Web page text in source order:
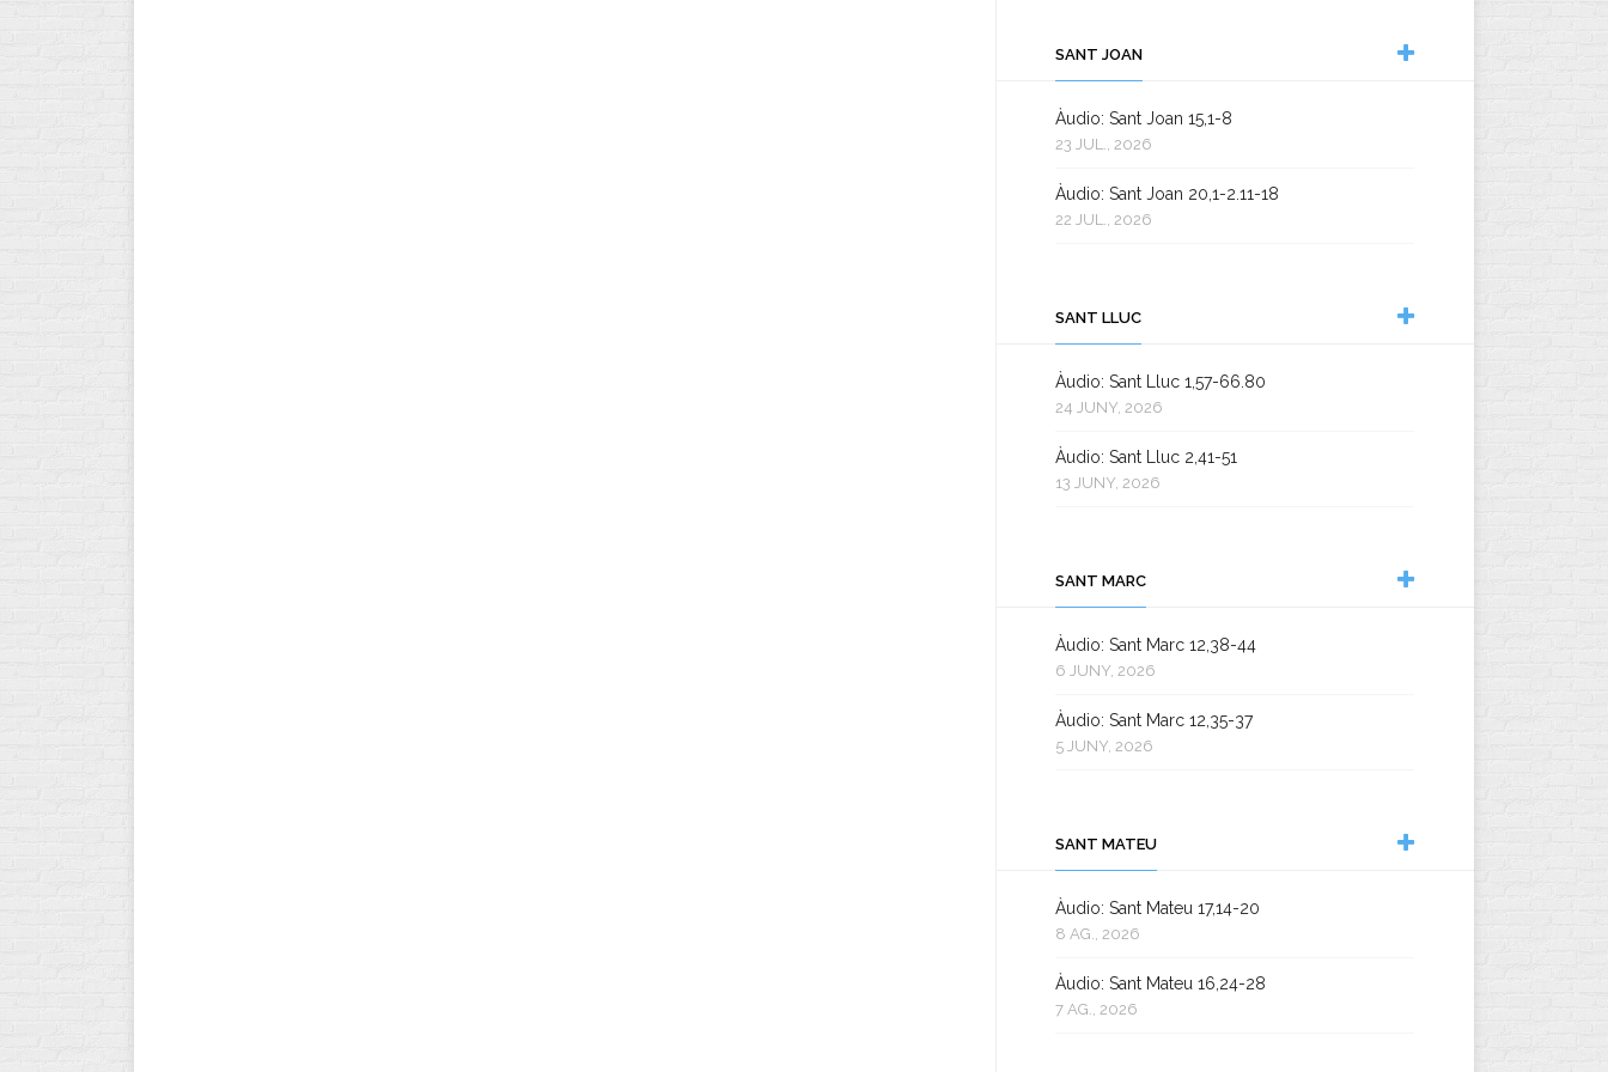
SANT JOAN
Àudio: Sant Joan 15,1-8
23 JUL., 2026
Àudio: Sant Joan 20,1-2.11-18
22 JUL., 2026
SANT LLUC
Àudio: Sant Lluc 1,57-66.80
24 JUNY, 2026
Àudio: Sant Lluc 2,41-51
13 JUNY, 2026
SANT MARC
Àudio: Sant Marc 12,38-44
6 JUNY, 2026
Àudio: Sant Marc 12,35-37
5 JUNY, 2026
SANT MATEU
Àudio: Sant Mateu 17,14-20
8 AG., 2026
Àudio: Sant Mateu 16,24-28
7 AG., 2026